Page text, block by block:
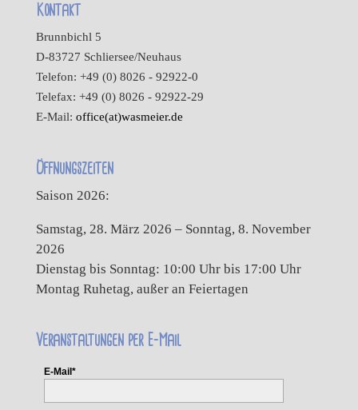
Kontakt
Brunnbichl 5
D-83727 Schliersee/Neuhaus
Telefon: +49 (0) 8026 - 92922-0
Telefax: +49 (0) 8026 - 92922-29
E-Mail: office(at)wasmeier.de
Öffnungszeiten
Saison 2026:
Samstag, 28. März 2026 – Sonntag, 8. November
2026
Dienstag bis Sonntag: 10:00 Uhr bis 17:00 Uhr
Montag Ruhetag, außer an Feiertagen
Veranstaltungen per E-Mail
E-Mail*